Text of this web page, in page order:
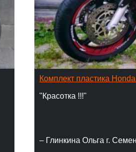
Комплект пластика
"Красотка !!!"
– Глинкина Ольга г.